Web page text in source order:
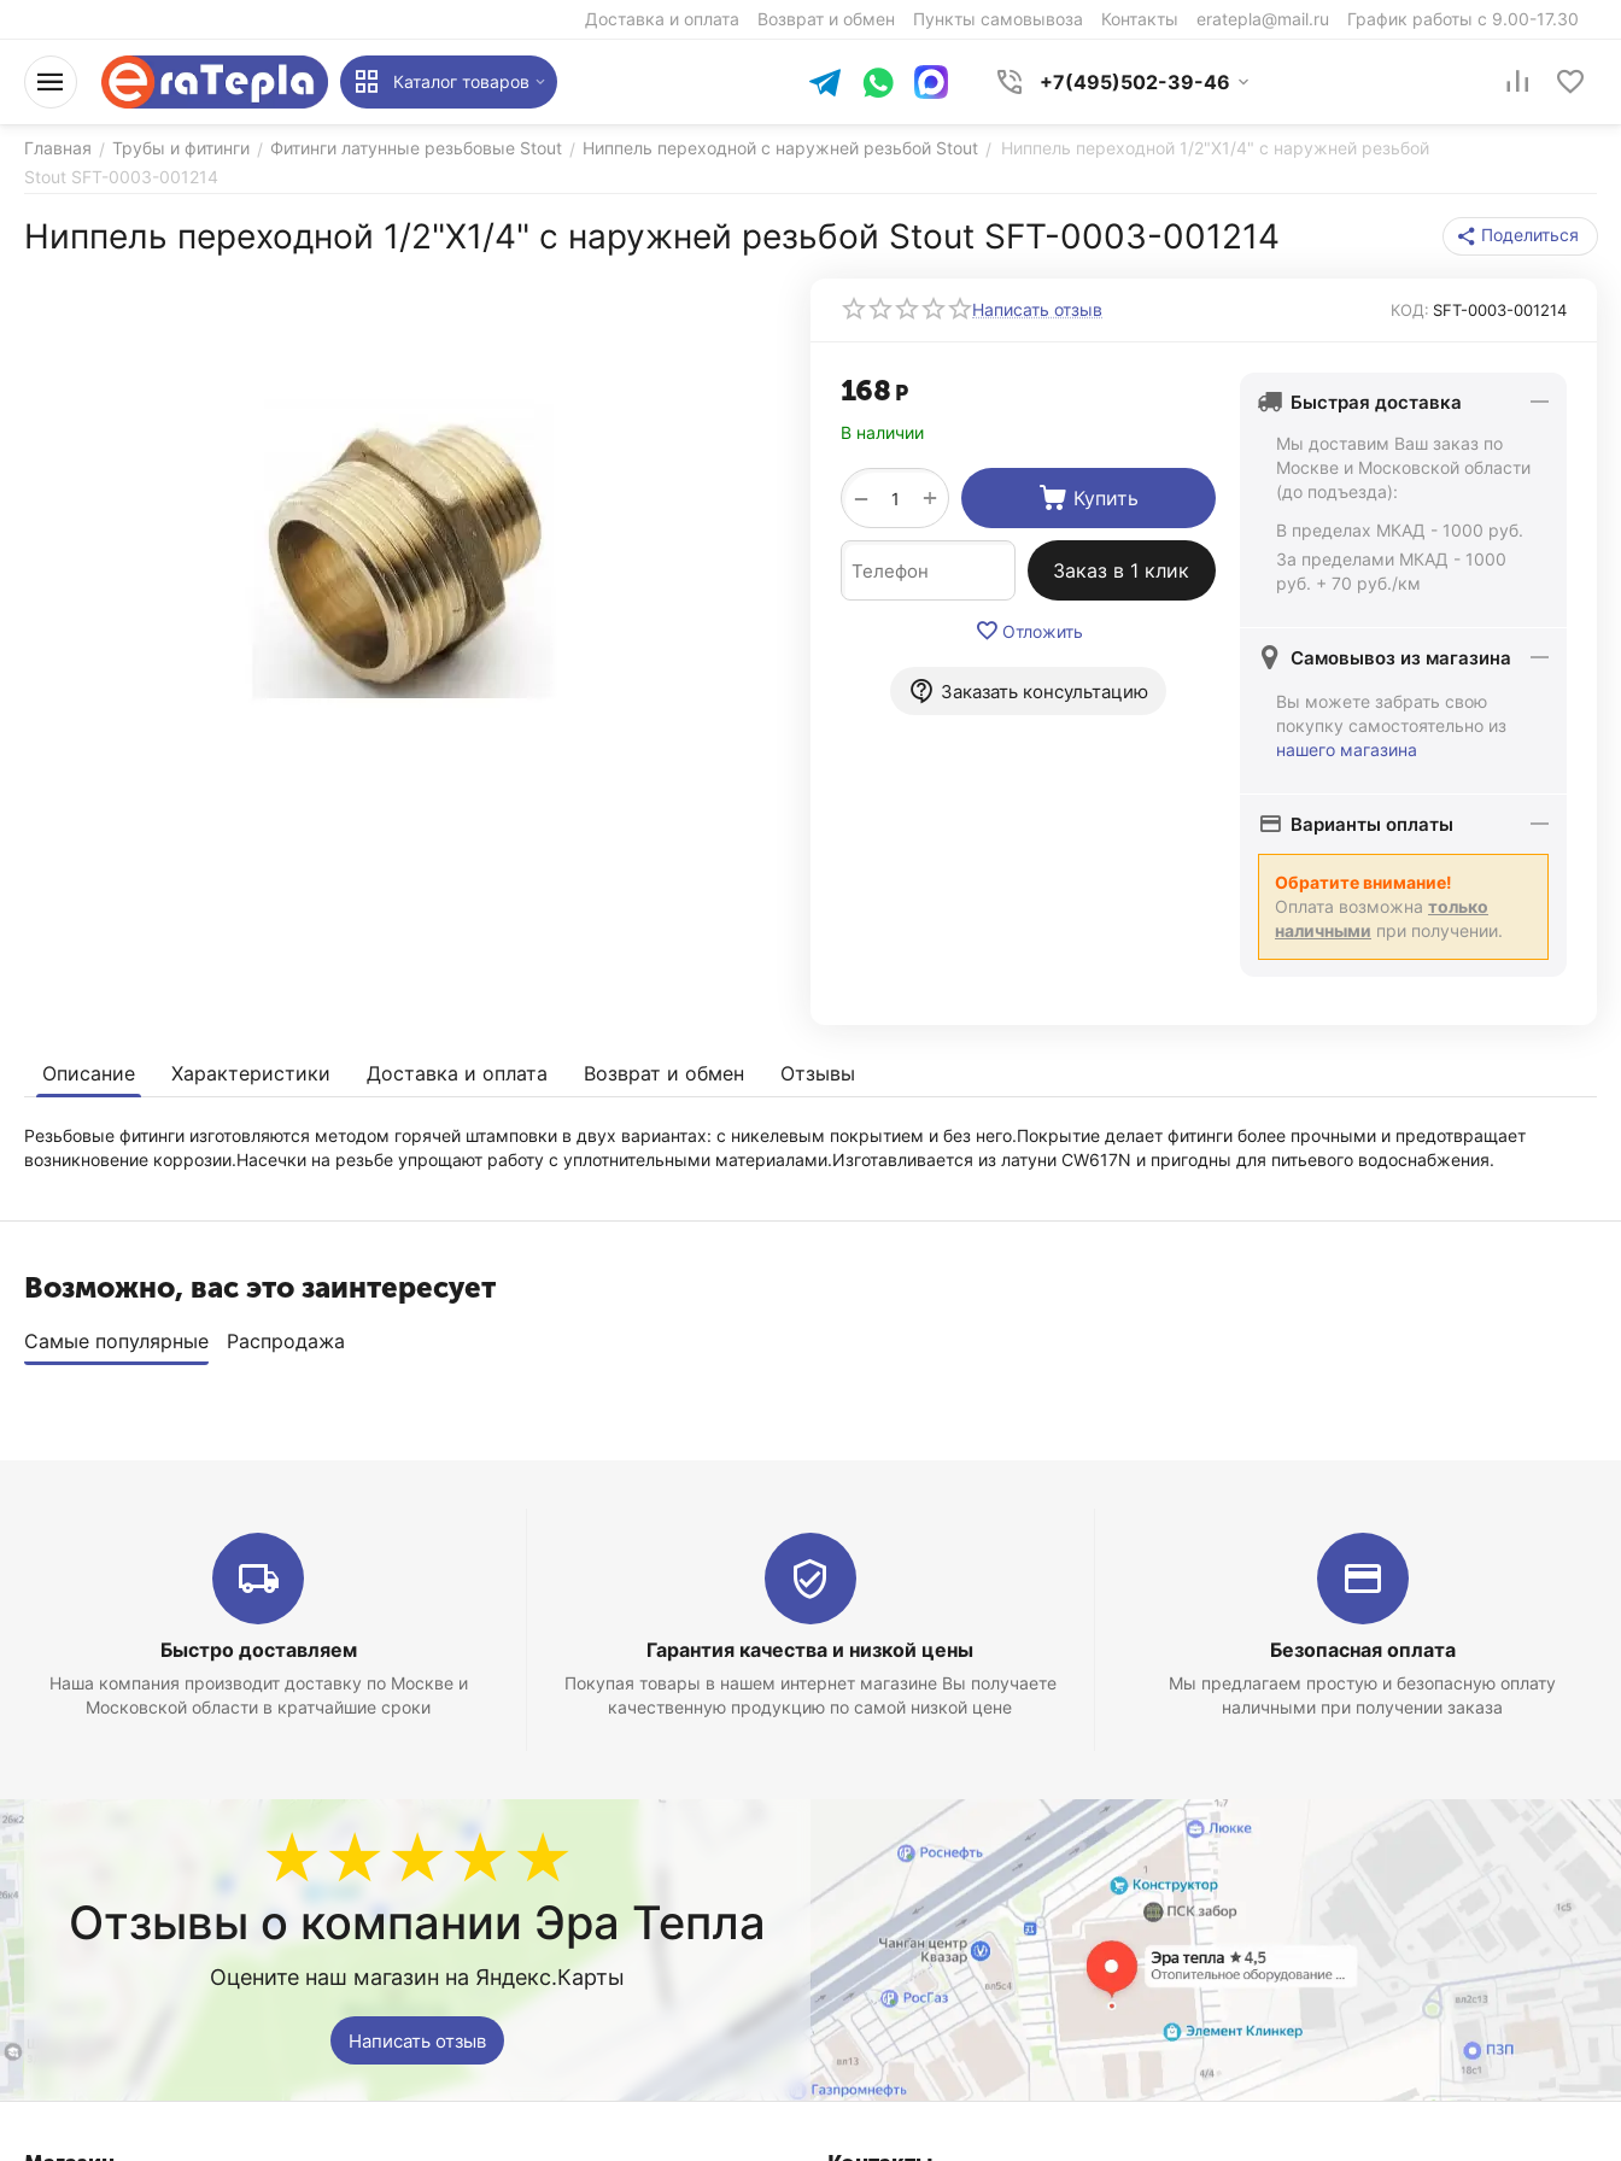
Доставка и оплата Возврат и обмен Пункты самовывоза Контакты eratepla@mail.ru График работы с 9.00-17.30
Каталог товаров +7(495)502-39-46
Главная / Трубы и фитинги / Фитинги латунные резьбовые Stout / Ниппель переходной c наружней резьбой Stout / Ниппель переходной 1/2"X1/4" c наружней резьбой
Stout SFT-0003-001214
Ниппель переходной 1/2"X1/4" c наружней резьбой Stout SFT-0003-001214 Поделиться
Написать отзыв КОД: SFT-0003-001214
168 Р
В наличии
+
− Купить
Заказ в 1 клик
Отложить
Заказать консультацию
Быстрая доставка
Мы доставим Ваш заказ по
Москве и Московской области
(до подъезда):
В пределах МКАД - 1000 руб.
За пределами МКАД - 1000
руб. + 70 руб./км
Самовывоз из магазина
Вы можете забрать свою
покупку самостоятельно из
нашего магазина
Варианты оплаты
Обратите внимание!
Оплата возможна только
наличными при получении.
Описание Характеристики Доставка и оплата Возврат и обмен Отзывы
Резьбовые фитинги изготовляются методом горячей штамповки в двух вариантах: с никелевым покрытием и без него.Покрытие делает фитинги более прочными и предотвращает
возникновение коррозии.Насечки на резьбе упрощают работу с уплотнительными материалами.Изготавливается из латуни CW617N и пригодны для питьевого водоснабжения.
Возможно, вас это заинтересует
Самые популярные Распродажа
Быстро доставляем
Наша компания производит доставку по Москве и
Московской области в кратчайшие сроки
Гарантия качества и низкой цены
Покупая товары в нашем интернет магазине Вы получаете
качественную продукцию по самой низкой цене
Безопасная оплата
Мы предлагаем простую и безопасную оплату
наличными при получении заказа
★★★★★
Отзывы о компании Эра Тепла
Оцените наш магазин на Яндекс.Карты
Написать отзыв